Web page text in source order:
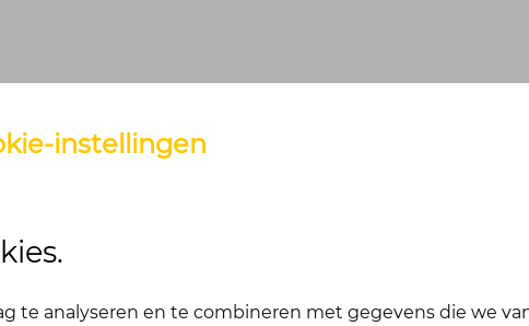
account. Je ontvangt van ons een e-mail met een link
instellingen
te analyseren en te combineren met gegevens die we